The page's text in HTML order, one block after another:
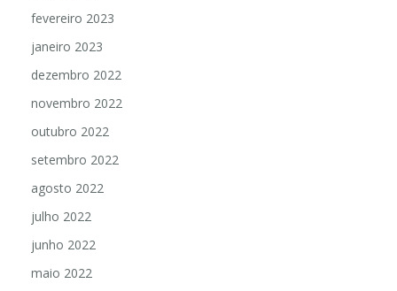
fevereiro 2023
janeiro 2023
dezembro 2022
novembro 2022
outubro 2022
setembro 2022
agosto 2022
julho 2022
junho 2022
maio 2022